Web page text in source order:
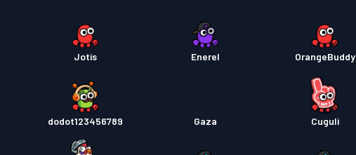
Jotis Enerel OrangeBuddy
dodot123456789 Gaza Cuguli